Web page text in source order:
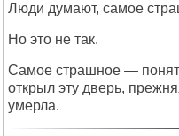
Люди думают, самое
Но это не так.
Самое страшное —
открыл эту дверь,
умерла.